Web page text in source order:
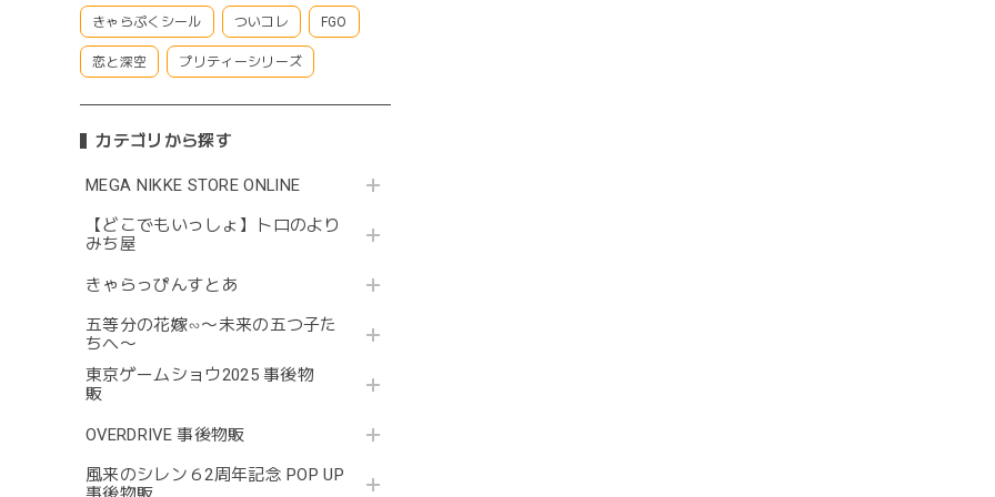
きゃらぷくシール ついコレ FGO
恋と深空 プリティーシリーズ
カテゴリから探す
MEGA NIKKE STORE ONLINE
【どこでもいっしょ】トロのより
みち屋
きゃらっぴんすとあ
五等分の花嫁∽〜未来の五つ子た
ちへ〜
東京ゲームショウ2025 事後物
販
OVERDRIVE 事後物販
風来のシレン６2周年記念 POP UP